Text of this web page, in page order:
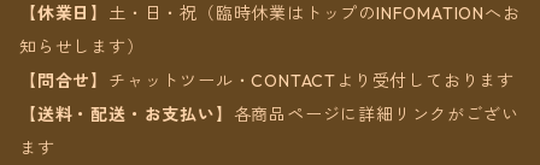
【休業日】 土・日・祝（臨時休業はトップのINFOMATIONへお
知らせします）
【問合せ】 チャットツール・CONTACTより受付しております
【送料・配送・お支払い】 各商品ページに詳細リンクがござい
ます